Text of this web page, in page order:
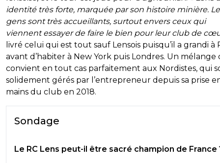
identité très forte, marquée par son histoire minière.
gens sont très accueillants, surtout envers ceux qui
viennent essayer de faire le bien pour leur club de
livré celui qui est tout sauf Lensois puisqu’il a grandi à
avant d’habiter à New York puis Londres. Un mélange
convient en tout cas parfaitement aux Nordistes, qui
solidement gérés par l’entrepreneur depuis sa prise
mains du club en 2018.
Sondage
Le RC Lens peut-il être sacré champion de France